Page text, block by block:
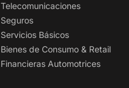
Telecomunicaciones
Seguros
Servicios Básicos
Bienes de Consumo & Retail
Financieras Automotrices